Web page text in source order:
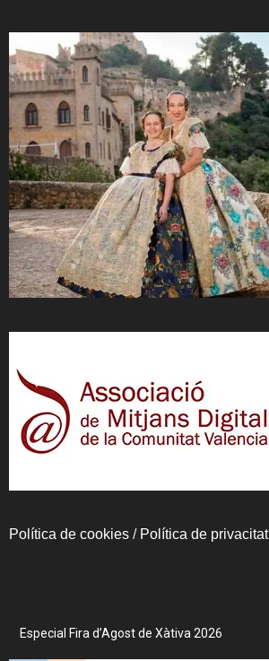
Política de cookies / Política de privacitat
Especial Fira d’Agost de Xàtiva 2026